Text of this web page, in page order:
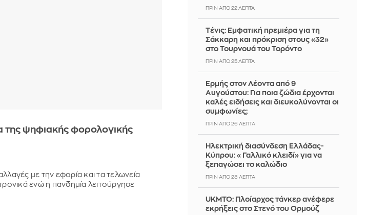
ψηφιακής φορολογικής
με την εφορία και τα τελωνεία
ενώ η πανδημία λειτούργησε
ΠΡΙΝ ΑΠΌ 22 ΛΕΠΤΆ
Tένις: Εμφατική πρεμιέρα για τη
Σάκκαρη και πρόκριση στους «32»
στο Τουρνουά του Τορόντο
ΠΡΙΝ ΑΠΌ 25 ΛΕΠΤΆ
Ερμής στον Λέοντα από 9
Αυγούστου: Για ποια ζώδια έρχονται
καλές ειδήσεις και διευκολύνονται οι
συμφωνίες;
ΠΡΙΝ ΑΠΌ 26 ΛΕΠΤΆ
Ηλεκτρική διασύνδεση Ελλάδας-
Κύπρου: «Γαλλικό κλειδί» για να
ξεπαγώσει το καλώδιο
ΠΡΙΝ ΑΠΌ 28 ΛΕΠΤΆ
UKMTO: Πλοίαρχος τάνκερ ανέφερε
εκρήξεις στο Στενό του Ορμούζ